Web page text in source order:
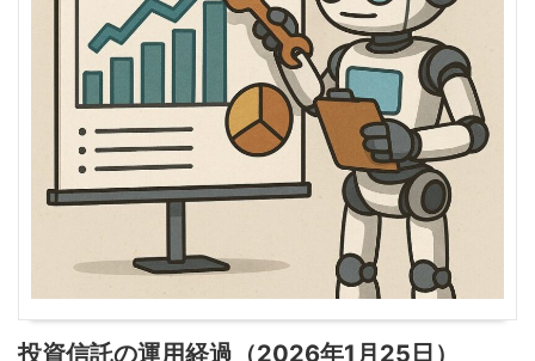
投資信託の運用経過（2026年1月25日）